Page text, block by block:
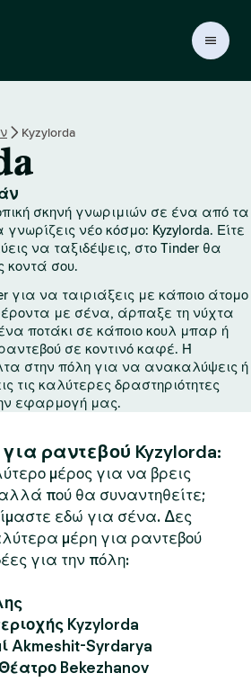
Kyzylorda
σκηνή γνωριμιών σε ένα από τα
νέο κόσμο: Kyzylorda. Είτε
να ταξιδέψεις, στο Tinder θα
κοντά σου.
για να ταιριάξεις με κάποιο άτομο
με σένα, άρπαξε τη νύχτα
ποτάκι σε κάποιο κουλ μπαρ ή
σε κοντινό καφέ. Ή
στην πόλη για να ανακαλύψεις ή
τις καλύτερες δραστηριότητες
εφαρμογή μας.
για ραντεβού Kyzylorda:
μέρος για να βρεις
πού θα συναντηθείτε;
εδώ για σένα. Δες
μέρη για ραντεβού
για την πόλη:
Kyzylorda
Akmeshit-Syrdarya
Bekezhanov